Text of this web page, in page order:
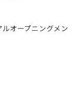
オープニングメン